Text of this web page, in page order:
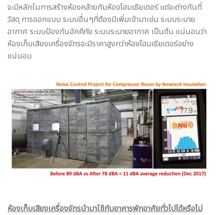
จะมีหลักในการสร้างห้องคล้ายกับห้องโฮมเธียเตอร์ แต่จะต่างกันที่
วัสดุ การออกแบบ ระบบอื่นๆที่ต้องมีเพิ่มเข้ามาเช่น ระบบระบาย
อากาศ ระบบป้องกันอัคคีภัย ระบบระบายอากาศ เป็นต้น แน่นอนว่า
ห้องเก็บเสียงเครื่องจักรจะมีราคาสูงกว่าห้องโฮมเธียเตอร์อย่าง
แน่นอน
ห้องเก็บเสียงเครื่องจักรนำมาใช้กับอาคารพักอาศัยทั่วไปได้หรือไม่